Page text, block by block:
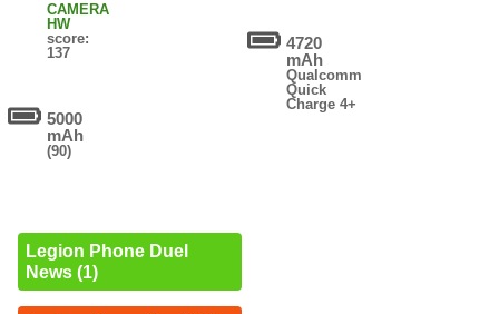
CAMERA
HW
score:
137
5000
mAh
(90)
Legion Phone Duel
News (1)
4720
mAh
Qualcomm
Quick
Charge 4+